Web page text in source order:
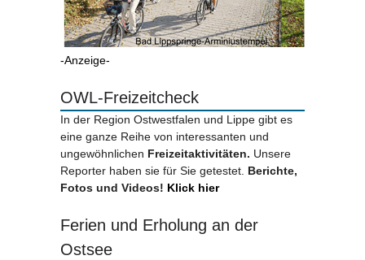
-Anzeige-
OWL-Freizeitcheck
In der Region Ostwestfalen und Lippe gibt es
eine ganze Reihe von interessanten und
ungewöhnlichen Freizeitaktivitäten. Unsere
Reporter haben sie für Sie getestet. Berichte,
Fotos und Videos! Klick hier
Ferien und Erholung an der
Ostsee